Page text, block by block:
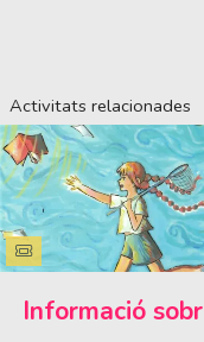
Activitats relacionades
Informació